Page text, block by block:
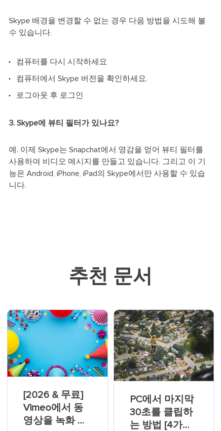
Skype 배경을 변경할 수 없는 경우 다음 방법을 시도해 볼
수 있습니다.
컴퓨터를 다시 시작하세요
컴퓨터에서 Skype 버전을 확인하세요.
로그아웃 후 로그인
3. Skype에 뷰티 필터가 있나요?
예. 이제 Skype는 Snapchat에서 영감을 얻어 뷰티 필터를
사용하여 비디오 메시지를 만들고 있습니다. 그리고 이 기
능은 Android, iPhone, iPad의 Skype에서만 사용할 수 있습
니다.
추천 문서
[2026 & 무료]
Vimeo에서 동
영상을 녹화 및
PC에서 마지막
30초를 클립하
는 방법 [4가지